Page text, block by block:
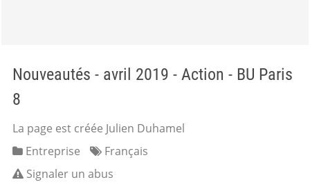
Nouveautés - avril 2019 - Action - BU Paris
8
La page est créée Julien Duhamel
Entreprise
Français
Signaler un abus